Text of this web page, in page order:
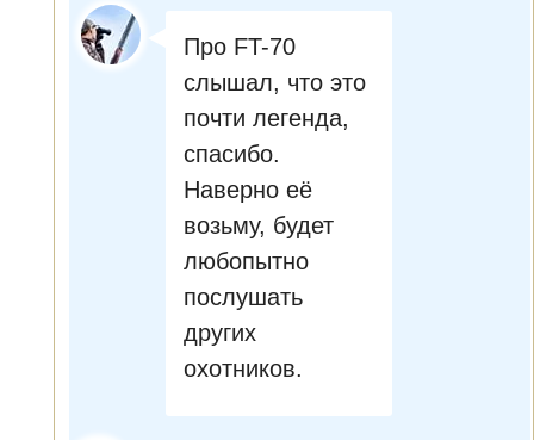
Про FT-70
слышал, что это
почти легенда,
спасибо.
Наверно её
возьму, будет
любопытно
послушать
других
охотников.